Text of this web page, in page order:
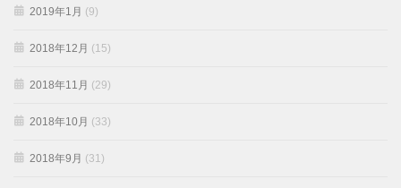
2019年1月 (9)
2018年12月 (15)
2018年11月 (29)
2018年10月 (33)
2018年9月 (31)